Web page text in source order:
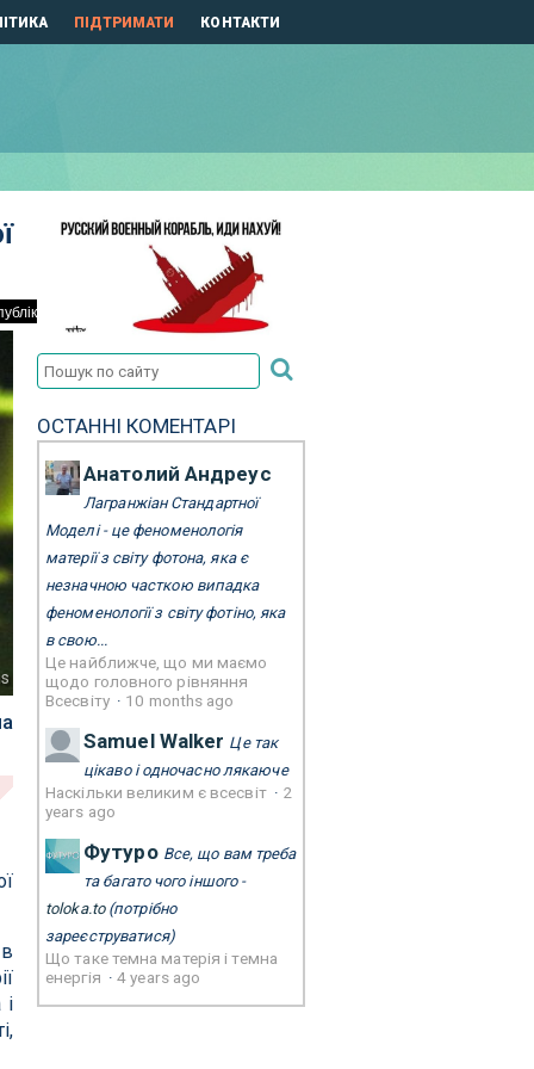
ПІДТРИМАТИ КОНТАКТИ
ОСТАННІ КОМЕНТАРІ
Анатолий Андреус
Лагранжіан Стандартної
Моделі - це феноменологія
матерії з світу фотона, яка є
незначною часткою випадка
феноменології з світу фотіно, яка
в свою...
Це найближче, що ми маємо
щодо головного рівняння
Всесвіту · 10 months ago
Samuel Walker Це так
цікаво і одночасно лякаюче
Наскільки великим є всесвіт · 2
years ago
Футуро Все, що вам треба
та багато чого іншого -
toloka.to(потрібно
зареєструватися)
Що таке темна матерія і темна
енергія ·4 years ago